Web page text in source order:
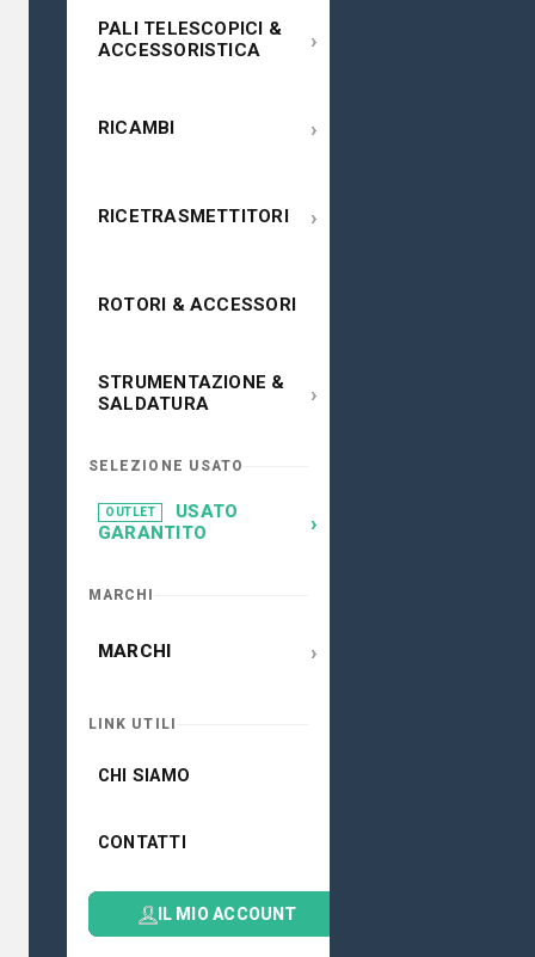
PALI TELESCOPICI &
ACCESSORISTICA
›
RICAMBI ›
RICETRASMETTITORI ›
ROTORI & ACCESSORI
STRUMENTAZIONE &
SALDATURA
›
SELEZIONE USATO
OUTLET
USATO
GARANTITO
›
MARCHI
MARCHI ›
LINK UTILI
CHI SIAMO
CONTATTI
IL MIO ACCOUNT